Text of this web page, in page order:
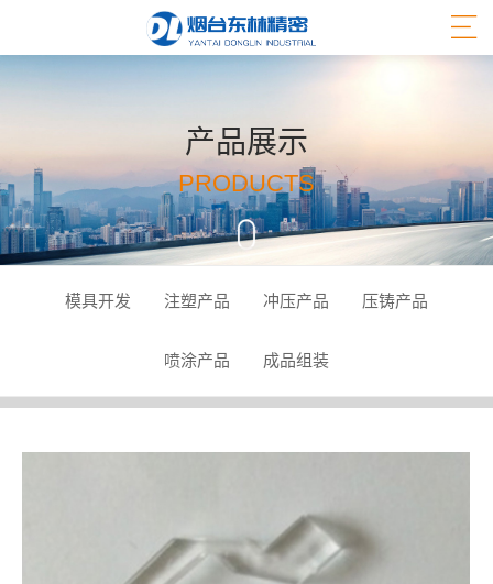
产品展示
PRODUCTS
模具开发 注塑产品 冲压产品 压铸产品
喷涂产品 成品组装